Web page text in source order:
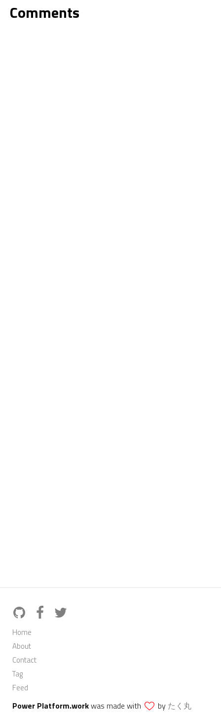
Comments
Home
About
Contact
Tag
Feed
Power Platform.workwas made with by たく丸